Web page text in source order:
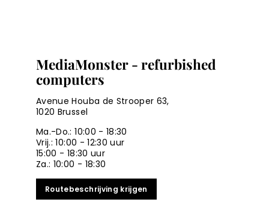
MediaMonster - refurbished
computers
Avenue Houba de Strooper 63,
1020 Brussel
Ma.-Do.: 10:00 - 18:30
Vrij.: 10:00 - 12:30 uur
15:00 - 18:30 uur
Za.: 10:00 - 18:30
Routebeschrijving krijgen